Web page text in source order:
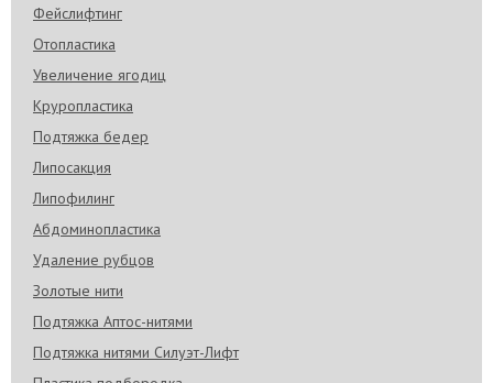
Фейслифтинг
Отопластика
Увеличение ягодиц
Круропластика
Подтяжка бедер
Липосакция
Липофилинг
Абдоминопластика
Удаление рубцов
Золотые нити
Подтяжка Аптос-нитями
Подтяжка нитями Силуэт-Лифт